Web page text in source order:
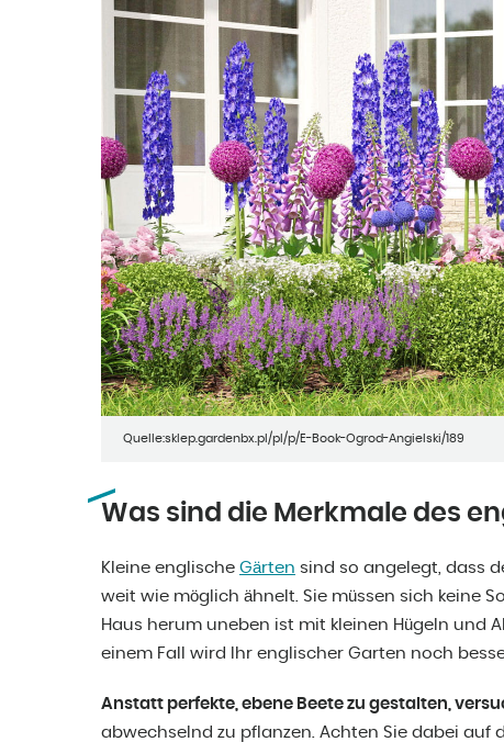
Quelle:sklep.gardenbx.pl/pl/p/E-Book-Ogrod-Angielski/189
Was sind die Merkmale des
Kleine englische Gärten sind so angelegt, dass
weit wie möglich ähnelt. Sie müssen sich keine
Haus herum uneben ist mit kleinen Hügeln und
einem Fall wird Ihr englischer Garten noch
Anstatt perfekte, ebene Beete zu gestalten,
abwechselnd zu pflanzen. Achten Sie dabei auf